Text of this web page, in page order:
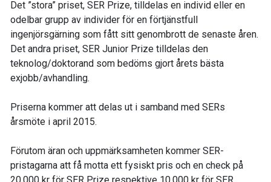
Det ”stora” priset, SER Prize, tilldelas en individ eller en
odelbar grupp av individer för en förtjänstfull
ingenjörsgärning som fått sitt genombrott de senaste åren.
Det andra priset, SER Junior Prize tilldelas den
teknolog/doktorand som bedöms gjort årets bästa
exjobb/avhandling.
Priserna kommer att delas ut i samband med SERs
årsmöte i april 2015.
Förutom äran och uppmärksamheten kommer SER-
pristagarna att få motta ett fysiskt pris och en check på